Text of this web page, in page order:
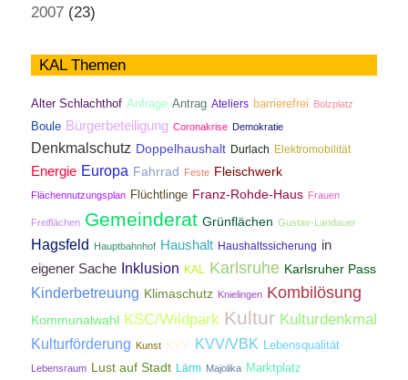
2007 (23)
KAL Themen
Alter Schlachthof Anfrage Antrag Ateliers barrierefrei Bolzplatz
Boule Bürgerbeteiligung Coronakrise Demokratie
Denkmalschutz Doppelhaushalt Durlach Elektromobilität
Energie Europa Fahrrad Feste Fleischwerk
Flächennutzungsplan Flüchtlinge Franz-Rohde-Haus Frauen
Freiflächen Gemeinderat Grünflächen Gustav-Landauer
Hagsfeld Hauptbahnhof Haushalt Haushaltssicherung in
eigener Sache Inklusion KAL Karlsruhe Karlsruher Pass
Kinderbetreuung Klimaschutz Knielingen Kombilösung
Kommunalwahl KSC/Wildpark Kultur Kulturdenkmal
Kulturförderung Kunst KVV KVV/VBK Lebensqualität
Lebensraum Lust auf Stadt Lärm Majolika Marktplatz